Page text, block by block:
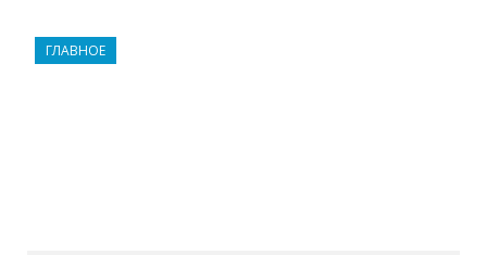
ГЛАВНОЕ